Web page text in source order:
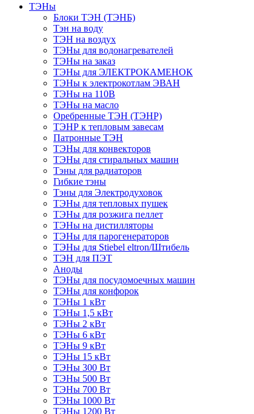
ТЭНы
Блоки ТЭН (ТЭНБ)
Тэн на воду
ТЭН на воздух
ТЭНы для водонагревателей
ТЭНы на заказ
ТЭНы для ЭЛЕКТРОКАМЕНОК
ТЭНы к электрокотлам ЭВАН
ТЭНы на 110В
ТЭНы на масло
Оребренные ТЭН (ТЭНР)
ТЭНР к тепловым завесам
Патронные ТЭН
ТЭНы для конвекторов
ТЭНы для стиральных машин
Тэны для радиаторов
Гибкие тэны
Тэны для Электродуховок
ТЭНы для тепловых пушек
ТЭНы для розжига пеллет
ТЭНы на дистилляторы
ТЭНы для парогенераторов
ТЭНы для Stiebel eltron/Штибель
ТЭН для ПЭТ
Аноды
ТЭНы для посудомоечных машин
ТЭНы для конфорок
ТЭНы 1 кВт
ТЭНы 1,5 кВт
ТЭНы 2 кВт
ТЭНы 6 кВт
ТЭНы 9 кВт
ТЭНы 15 кВт
ТЭНы 300 Вт
ТЭНы 500 Вт
ТЭНы 700 Вт
ТЭНы 1000 Вт
ТЭНы 1200 Вт